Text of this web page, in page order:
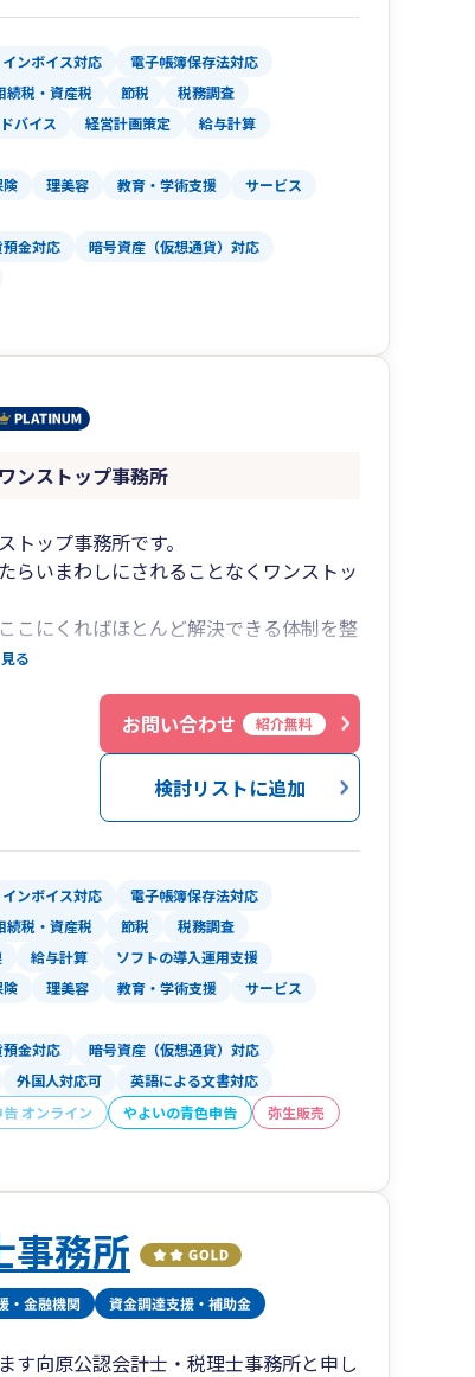
インボイス対応
電子帳簿保存法対応
続税・資産税 節税
税務調査
バイス 経営計画策定
給与計算
険 理美容 教育・学術支援
サービス
金対応
暗号資産（仮想通貨）対応
ンストップ事務所
ップ事務所です。
らいまわしにされることなくワンストッ
こにくればほとんど解決できる体制を整
ひいております。 公認会計士の先生に
すが基本的に税理士の直接対応です。
を考慮しても契約している税理士と相談
ってきた寿司しかでないようなケースと
られないという不満を持たせないため
ます。調査前調査調査後完全フォロー
事務所にする理由
jがありサービス業的な感覚が少ない
ですが敷居の低いそこにいてほっとす
の目の届く範囲が定められるため）
あずかっています。
法人設立、ものづくり補助金、事業再構
る
お問い合わせ 紹介無料
検討リストに追加
インボイス対応
電子帳簿保存法対応
続税・資産税 節税
税務調査
給与計算 ソフトの導入運用支援
険 理美容 教育・学術支援
サービス
金対応
暗号資産（仮想通貨）対応
外国人対応可 英語による文書対応
オンライン やよいの青色申告
弥生販売
事務所
す向原公認会計士・税理士事務所と申し